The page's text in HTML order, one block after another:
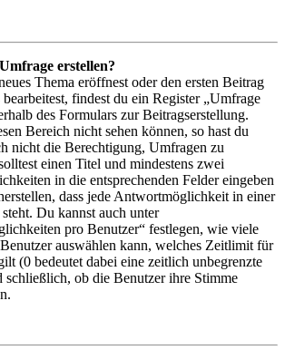
erstellen?
Thema eröffnest oder den ersten Beitrag
bearbeitest, findest du ein Register „Umfrage
des Formulars zur Beitragserstellung.
Bereich nicht sehen können, so hast du
nicht die Berechtigung, Umfragen zu
einen Titel und mindestens zwei
in die entsprechenden Felder eingeben
dass jede Antwortmöglichkeit in einer
Du kannst auch unter
pro Benutzer“ festlegen, wie viele
auswählen kann, welches Zeitlimit für
(0 bedeutet dabei eine zeitlich unbegrenzte
schließlich, ob die Benutzer ihre Stimme